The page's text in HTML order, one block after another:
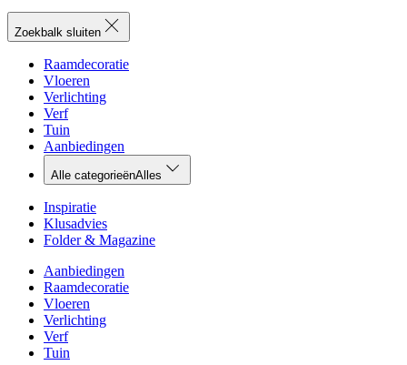
Zoekbalk sluiten
Raamdecoratie
Vloeren
Verlichting
Verf
Tuin
Aanbiedingen
Alle categorieënAlles
Inspiratie
Klusadvies
Folder & Magazine
Aanbiedingen
Raamdecoratie
Vloeren
Verlichting
Verf
Tuin